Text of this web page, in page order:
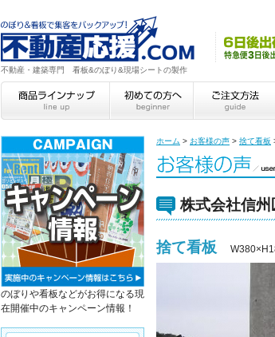
不動産・建築専門 看板&のぼり&現場シートの製作
ホーム > お客様の声 > 捨て看板
株式会社信
捨て看板
のぼりや看板などがお得になる現
在開催中のキャンペーン情報！